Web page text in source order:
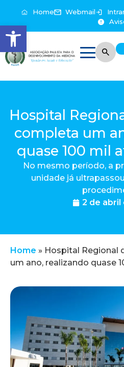
Abrir a barra de ferramentas
Home Webmail
Hospital
completa um
quase 100 mil
No mesmo período, a
unidade já
2 de abril
Home » Hospital Regional
um ano, realizando quase